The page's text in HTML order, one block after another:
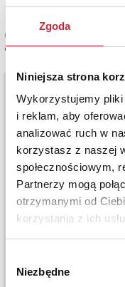
Zgoda
Niniejsza strona
Wykorzystujemy
i reklam, aby
analizować ruch w
korzystasz z naszej
społecznościowym,
Partnerzy mogą
otrzymanymi od
korzystania z ich
zgody
Niezbędne
Cena oferowana
70 000 zł